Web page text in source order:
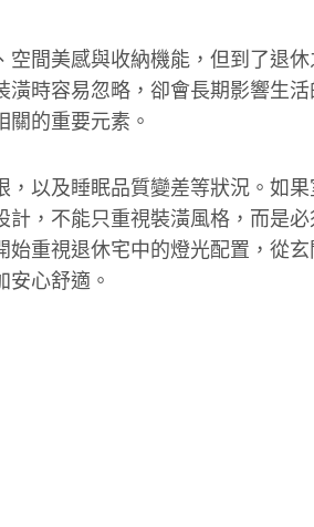
間美感與收納機能，但到了退
時容易忽略，卻會長期影響生
的重要元素。
以及睡眠品質變差等狀況。如
，不能只重視裝潢風格，而是
重視退休宅中的燈光配置，從
心舒適。